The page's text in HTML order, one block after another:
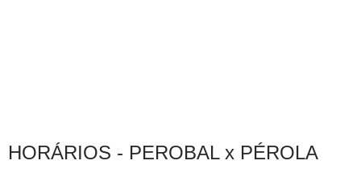
HORÁRIOS - PEROBAL x PÉROLA